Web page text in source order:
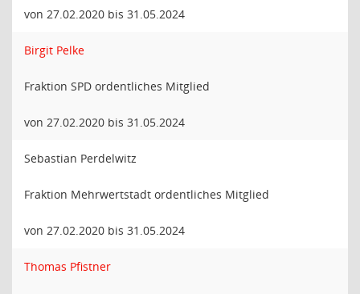
von 27.02.2020 bis 31.05.2024
Birgit Pelke
Fraktion SPD ordentliches Mitglied
von 27.02.2020 bis 31.05.2024
Sebastian Perdelwitz
Fraktion Mehrwertstadt ordentliches Mitglied
von 27.02.2020 bis 31.05.2024
Thomas Pfistner